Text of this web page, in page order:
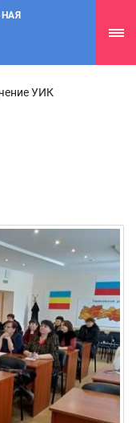
УИК